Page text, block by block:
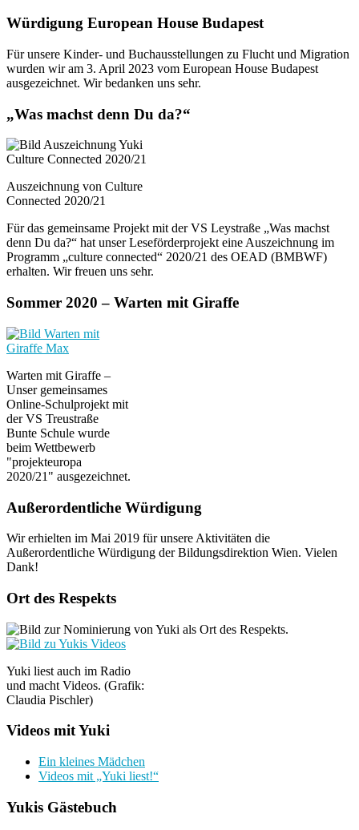
Würdigung European House Budapest
Für unsere Kinder- und Buchausstellungen zu Flucht und Migration
wurden wir am 3. April 2023 vom European House Budapest
ausgezeichnet. Wir bedanken uns sehr.
„Was machst denn Du da?“
Auszeichnung von Culture
Connected 2020/21
Für das gemeinsame Projekt mit der VS Leystraße „Was machst
denn Du da?“ hat unser Leseförderprojekt eine Auszeichnung im
Programm „culture connected“ 2020/21 des OEAD (BMBWF)
erhalten. Wir freuen uns sehr.
Sommer 2020 – Warten mit Giraffe
Warten mit Giraffe –
Unser gemeinsames
Online-Schulprojekt mit
der VS Treustraße
Bunte Schule wurde
beim Wettbewerb
"projekteuropa
2020/21" ausgezeichnet.
Außerordentliche Würdigung
Wir erhielten im Mai 2019 für unsere Aktivitäten die
Außerordentliche Würdigung der Bildungsdirektion Wien. Vielen
Dank!
Ort des Respekts
Yuki liest auch im Radio
und macht Videos. (Grafik:
Claudia Pischler)
Videos mit Yuki
Ein kleines Mädchen
Videos mit „Yuki liest!“
Yukis Gästebuch